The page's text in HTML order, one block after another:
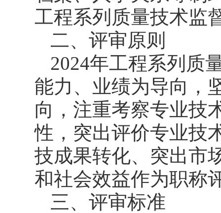
工程系列质量技术监
二、评审原则
2024年工程系列质
能力、业绩为导向，
向，注重考察专业技
性，突出评价专业技
技成果转化、突出市
和社会效益作为职称
三、评审标准